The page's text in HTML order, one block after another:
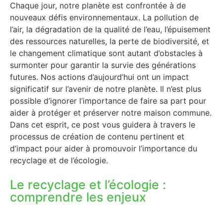
Chaque jour, notre planète est confrontée à de
nouveaux défis environnementaux. La pollution de
l’air, la dégradation de la qualité de l’eau, l’épuisement
des ressources naturelles, la perte de biodiversité, et
le changement climatique sont autant d’obstacles à
surmonter pour garantir la survie des générations
futures. Nos actions d’aujourd’hui ont un impact
significatif sur l’avenir de notre planète. Il n’est plus
possible d’ignorer l’importance de faire sa part pour
aider à protéger et préserver notre maison commune.
Dans cet esprit, ce post vous guidera à travers le
processus de création de contenu pertinent et
d’impact pour aider à promouvoir l’importance du
recyclage et de l’écologie.
Le recyclage et l’écologie :
comprendre les enjeux